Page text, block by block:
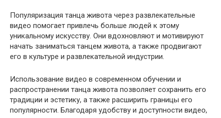
Популяризация танца живота через развлекательные
видео помогает привлечь больше людей к этому
уникальному искусству. Они вдохновляют и мотивируют
начать заниматься танцем живота, а также продвигают
его в культуре и развлекательной индустрии.
Использование видео в современном обучении и
распространении танца живота позволяет сохранить его
традиции и эстетику, а также расширить границы его
популярности. Благодаря удобству и доступности видео,